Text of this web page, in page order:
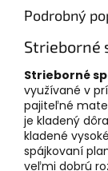
Podrobný
Strieborné
Strieborné
využívané v
pajiteľné
je kladený
kladené
spájkovaní
veľmi dobrú